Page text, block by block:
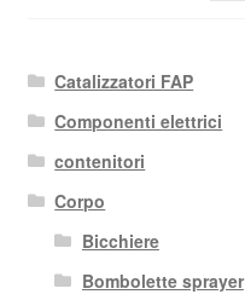
Catalizzatori FAP
Componenti elettrici
contenitori
Corpo
Bicchiere
Bombolette sprayer